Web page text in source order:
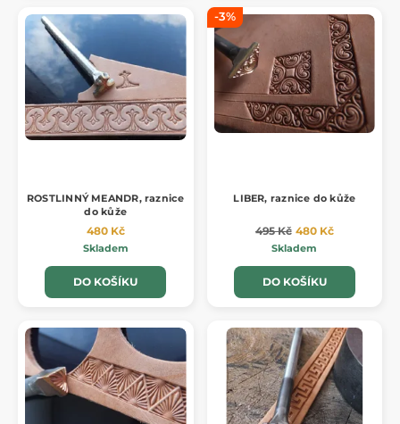
ROSTLINNÝ MEANDR, raznice
do kůže
480 Kč
Skladem
DO KOŠÍKU
-3%
LIBER, raznice do kůže
495 Kč 480 Kč
Skladem
DO KOŠÍKU